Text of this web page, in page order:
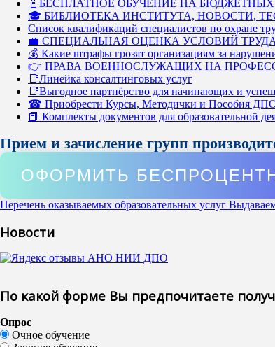
📓БЕСПЛАТНОЕ ОБУЧЕНИЕ НА
🎓 БИБЛИОТЕКА ИНСТИТУТА, НОВОСТИ,
Список квалификаций специалистов по охране
💼 СПЕЦИАЛЬНАЯ ОЦЕНКА УСЛОВИЙ
💰 Какие штрафы грозят организациям за
👉 ПРАВА ВОЕННОСЛУЖАЩИХ НА
📑Линейка консалтинговых услуг
📑Выгодное партнёрство для начинающих и
☎ Приобрести Курсы, Методички и Пособия
📕 Комплекты документов для образовательной
Прием и зачисление групп
ОФОРМИТЬ
Перечень оказываемых образовательных услуг
Новости
По какой форме Вы предпочитаете
Опрос
Очное обучение